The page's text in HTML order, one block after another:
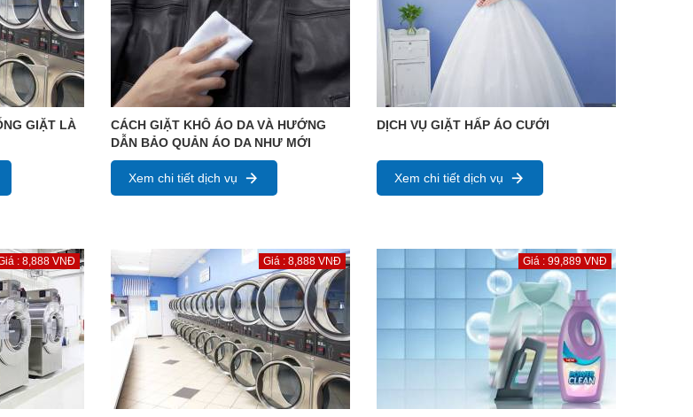
GIẶT LÀ
CÁCH GIẶT KHÔ ÁO DA VÀ HƯỚNG
DẪN BẢO QUẢN ÁO DA NHƯ MỚI
Xem chi tiết dịch vụ
DỊCH VỤ GIẶT HẤP ÁO CƯỚI
Xem chi tiết dịch vụ
: 8,888 VNĐ Giá : 8,888 VNĐ Giá : 99,889 VNĐ